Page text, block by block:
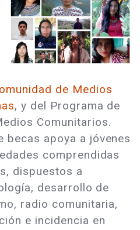
de Medios
, y del Programa de
Comunitarios.
becas apoya a jóvenes
comprendidas
dispuestos a
desarrollo de
radio comunitaria,
e incidencia en